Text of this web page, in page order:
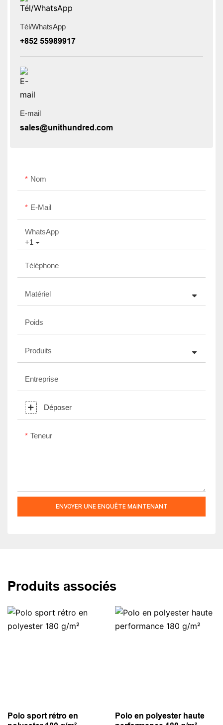
Tél/WhatsApp
+852 55989917
E-mail
sales@unithundred.com
Nom
E-Mail
+1
WhatsApp
Téléphone
Matériel
Poids
Produits
Entreprise
Déposer
Teneur
ENVOYER UNE ENQUÊTE MAINTENANT
Produits associés
Polo sport rétro en
Polo en polyester haute